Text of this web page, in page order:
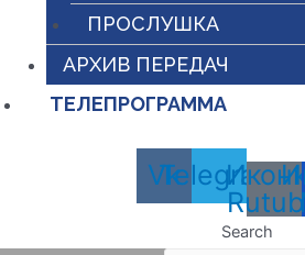
ПРОСЛУШКА
АРХИВ ПЕРЕДАЧ
ТЕЛЕПРОГРАММА
Vk
Telegram
Search